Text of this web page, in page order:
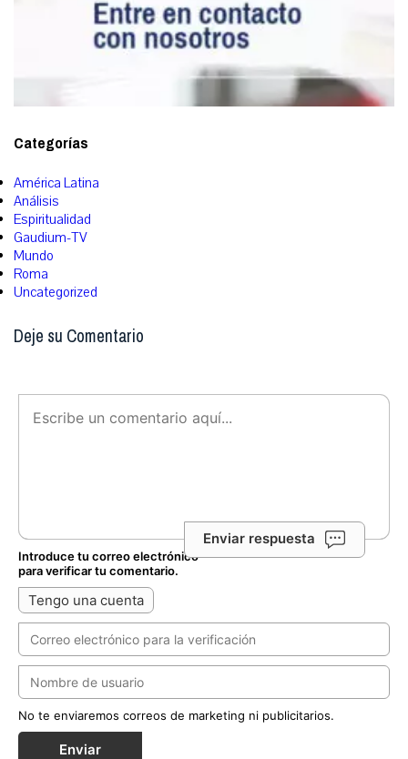
Categorías
América Latina
Análisis
Espiritualidad
Gaudium-TV
Mundo
Roma
Uncategorized
Deje su Comentario
Enviar respuesta
Introduce tu correo electrónico
para verificar tu comentario.
Tengo una cuenta
No te enviaremos correos de marketing ni publicitarios.
Enviar